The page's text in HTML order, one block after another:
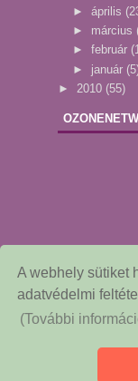
A webhely sütiket
adatvédelmi
(További
► április
► március
► február
► január
► 2010 (55)